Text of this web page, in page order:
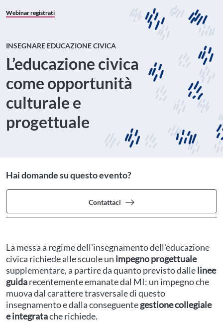
Webinar registrati
INSEGNARE EDUCAZIONE CIVICA
L’educazione civica
come opportunità
culturale e
progettuale
Hai domande su questo evento?
Contattaci
La messa a regime dell'insegnamento dell'educazione
civica richiede alle scuole un impegno progettuale
supplementare, a partire da quanto previsto dallelinee
guidarecentemente emanate dal MI: un impegno che
muova dal carattere trasversale di questo
insegnamento e dalla conseguentegestione collegiale
e integratache richiede.